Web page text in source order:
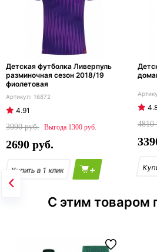
Детская футболка Ливерпуль
разминочная сезон 2018/19
фиолетовая
16872
4.91
3990
1300
2690
+
4810
С этим товаром